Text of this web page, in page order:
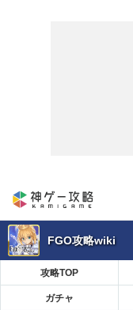
FGO攻略wiki
攻略TOP
ガチャ